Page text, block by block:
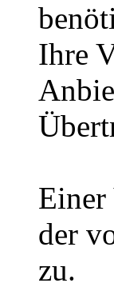
Ihre
Einer
der
zu.